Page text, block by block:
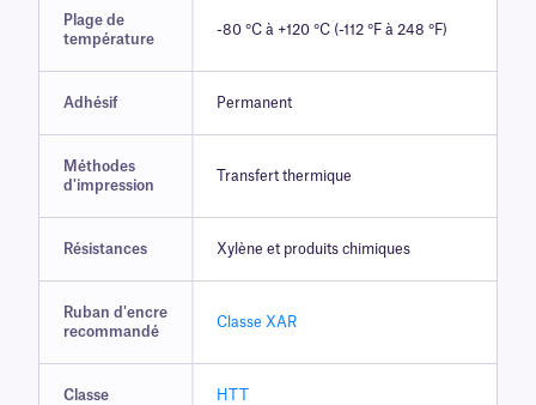
Plage de
température
-80 °C à +120 °C (-112 °F à 248 °F)
Adhésif Permanent
Méthodes
d'impression
Transfert thermique
Résistances Xylène et produits chimiques
Ruban d'encre
recommandé
Classe XAR
Classe HTT